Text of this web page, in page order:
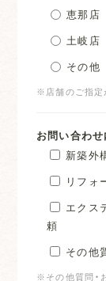
恵那店
土岐店
その他
※店舗のご指定
お問い合わ
新築外
リフォ
エクス
頼
その他
※その他質問・